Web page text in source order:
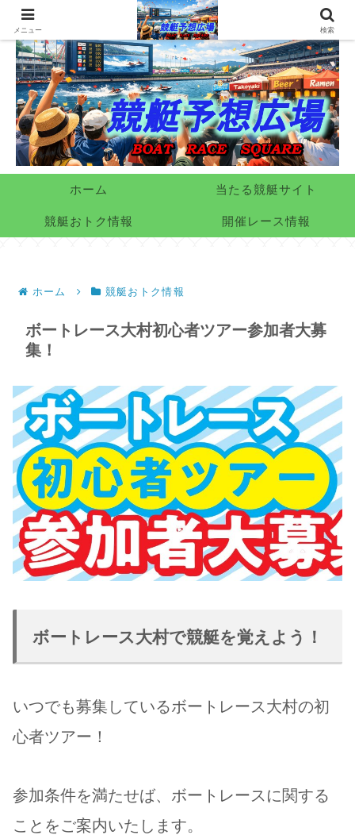
ホーム 当たる競艇サイト
競艇おトク情報 開催レース情報
ホーム 競艇おトク情報
ボートレース大村初心者ツアー参加者大募
集！
ボートレース大村で競艇を覚えよう！
いつでも募集しているボートレース大村の初
心者ツアー！
参加条件を満たせば、ボートレースに関する
ことをご案内いたします。
メニュー 検索